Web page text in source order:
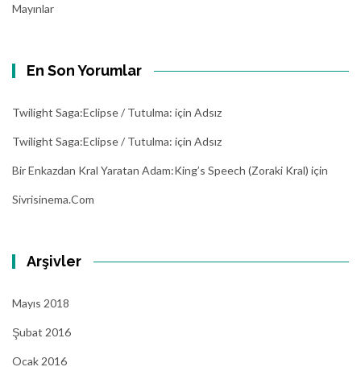
Mayınlar
En Son Yorumlar
Twilight Saga:Eclipse / Tutulma: için Adsız
Twilight Saga:Eclipse / Tutulma: için Adsız
Bir Enkazdan Kral Yaratan Adam:King’s Speech (Zoraki Kral) için
Sivrisinema.com
Arşivler
Mayıs 2018
Şubat 2016
Ocak 2016